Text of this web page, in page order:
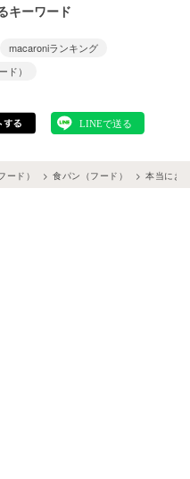
キーワード
macaroniランキング
ド）
ード） 食パン（フード） 本当にお